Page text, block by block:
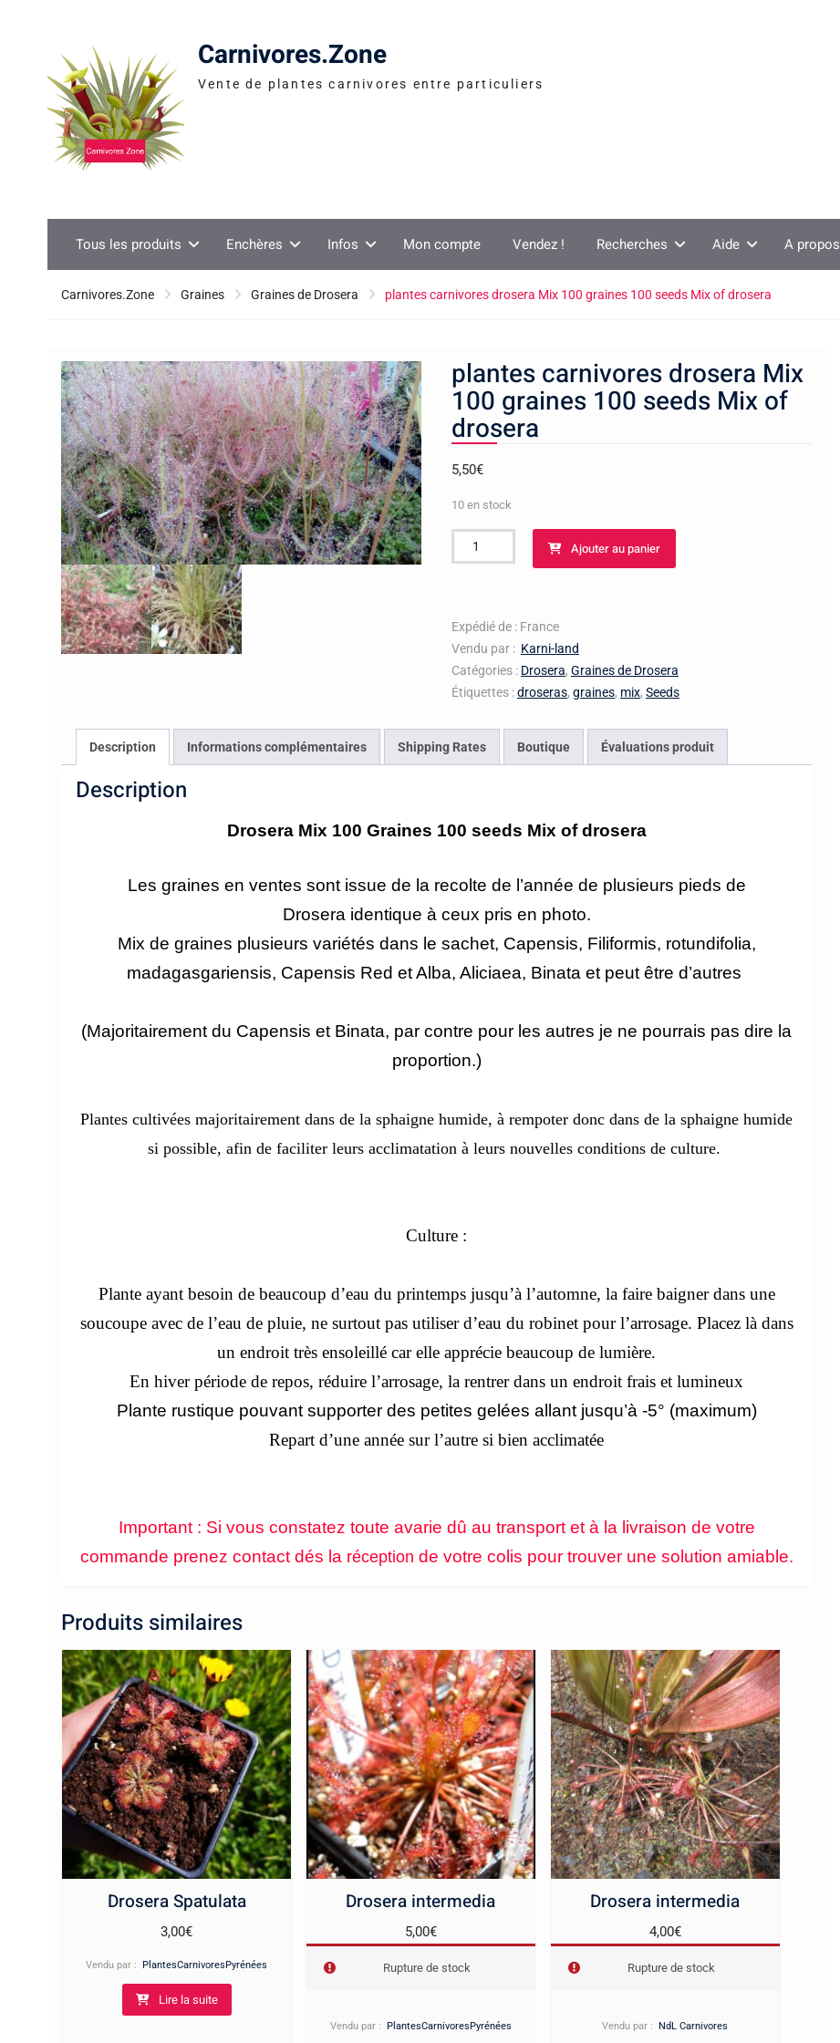
Carnivores.Zone
Vente de plantes carnivores entre particuliers
Tous les produits Enchères Infos Mon compte Vendez ! Recherches Aide A propos
Carnivores.Zone Graines Graines de Drosera plantes carnivores drosera Mix 100 graines 100 seeds Mix of drosera
plantes carnivores drosera Mix
100 graines 100 seeds Mix of
drosera
5,50€
10 en stock
quantité
de
drosera
Mix
100
graines
Ajouter au panier
Expédié de : France
Vendu par : Karni-land
Catégories : Drosera, Graines de Drosera
Étiquettes :droseras, graines, mix, Seeds
Description Informations complémentaires Shipping Rates Boutique Évaluations produit
Description
Drosera Mix 100 Graines 100 seeds Mix of drosera
Les graines en ventes sont issue de la recolte de l’année de plusieurs pieds de
Drosera identique à ceux pris en photo.
Mix de graines plusieurs variétés dans le sachet, Capensis, Filiformis, rotundifolia,
madagasgariensis, Capensis Red et Alba, Aliciaea, Binata et peut être d’autres
(Majoritairement du Capensis et Binata, par contre pour les autres je ne pourrais pas dire la
proportion.)
Plantes cultivées majoritairement dans de la sphaigne humide, à rempoter donc dans de la sphaigne humide
si possible, afin de faciliter leurs acclimatation à leurs nouvelles conditions de culture.
Culture :
Plante ayant besoin de beaucoup d’eau du printemps jusqu’à l’automne, la faire baigner dans une
soucoupe avec de l’eau de pluie, ne surtout pas utiliser d’eau du robinet pour l’arrosage. Placez là dans
un endroit très ensoleillé car elle apprécie beaucoup de lumière.
En hiver période de repos, réduire l’arrosage, la rentrer dans un endroit frais et lumineux
Plante rustique pouvant supporter des petites gelées allant jusqu’à -5° (maximum)
Repart d’une année sur l’autre si bien acclimatée
Important : Si vous constatez toute avarie dû au transport et à la livraison de votre
commande prenez contact dés la réception de votre colis pour trouver une solution amiable.
Produits similaires
Drosera Spatulata
3,00€
Vendu par : PlantesCarnivoresPyrénées
Lire la suite
Drosera intermedia
5,00€
Rupture de stock
Vendu par : PlantesCarnivoresPyrénées
Drosera intermedia
4,00€
Rupture de stock
Vendu par : NdL Carnivores